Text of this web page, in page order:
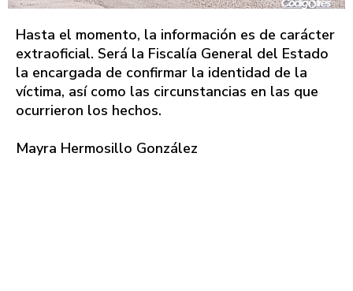
Hasta el momento, la información es de carácter
extraoficial. Será la Fiscalía General del Estado
la encargada de confirmar la identidad de la
víctima, así como las circunstancias en las que
ocurrieron los hechos.
Mayra Hermosillo González